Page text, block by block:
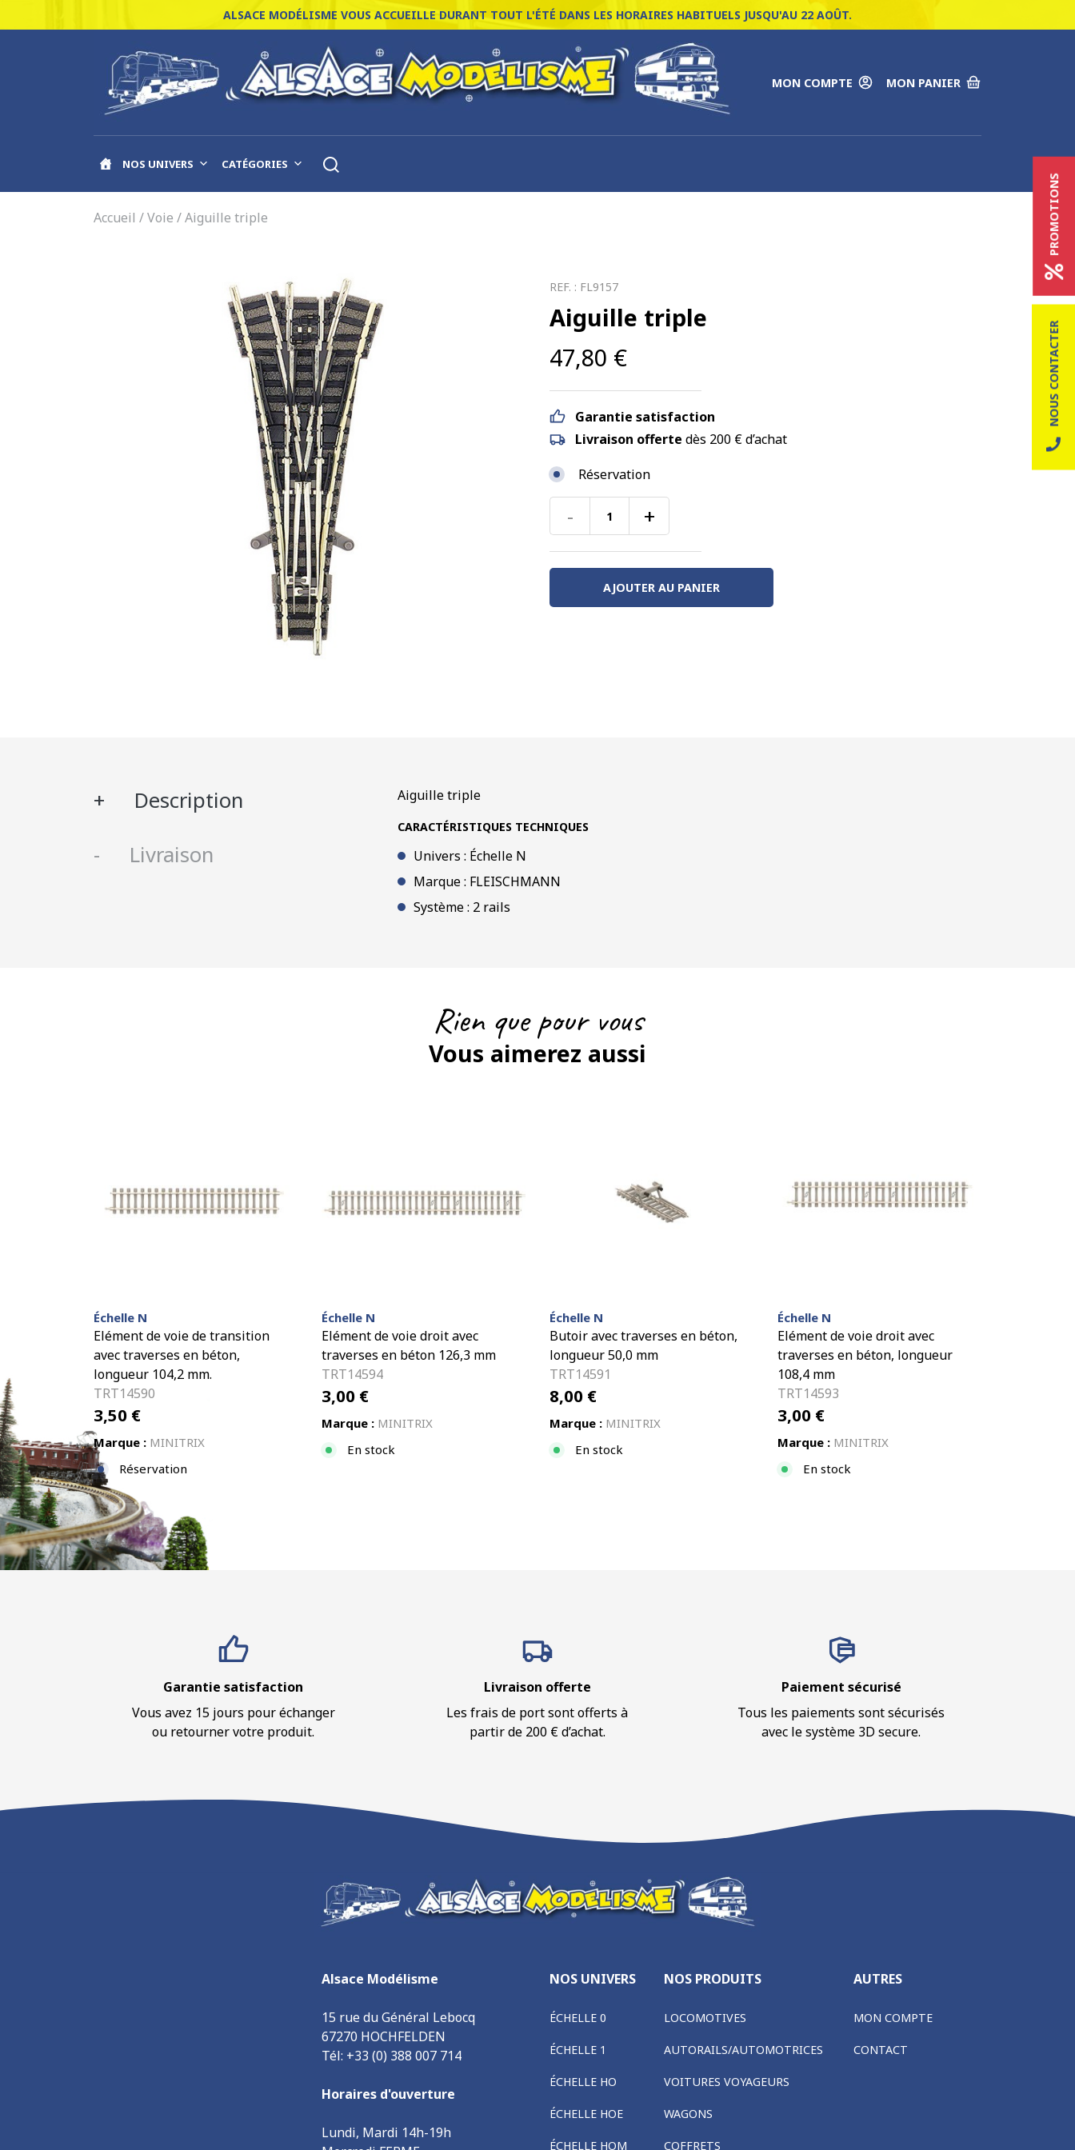
ALSACE MODÉLISME VOUS ACCUEILLE DURANT TOUT L'ÉTÉ DANS LES HORAIRES HABITUELS JUSQU'AU 22 AOÛT.
MON COMPTE MON PANIER
NOS UNIVERS CATÉGORIES
Accueil /Voie / Aiguille triple
REF. : FL9157
Aiguille triple
47,80 €
Garantie satisfaction
Livraison offerte dès 200 € d’achat
Réservation
-
quantité
+
AJOUTER AU PANIER
Description
Livraison
Aiguille triple
CARACTÉRISTIQUES TECHNIQUES
Univers : Échelle N
Marque : FLEISCHMANN
Système : 2 rails
Rien que pour vous
Vous aimerez aussi
Échelle N
Elément de voie de transition
avec traverses en béton,
longueur 104,2 mm.
TRT14590
3,50 €
Marque : MINITRIX
Réservation
Échelle N
Elément de voie droit avec
traverses en béton 126,3 mm
TRT14594
3,00 €
Marque : MINITRIX
En stock
Échelle N
Butoir avec traverses en béton,
longueur 50,0 mm
TRT14591
8,00 €
Marque : MINITRIX
En stock
Échelle N
Elément de voie droit avec
traverses en béton, longueur
108,4 mm
TRT14593
3,00 €
Marque : MINITRIX
En stock
Garantie satisfaction
Vous avez 15 jours pour échanger
ou retourner votre produit.
Livraison offerte
Les frais de port sont offerts à
partir de 200 € d’achat.
Paiement sécurisé
Tous les paiements sont sécurisés
avec le système 3D secure.
Alsace Modélisme
15 rue du Général Lebocq
67270 HOCHFELDEN
Tél: +33 (0) 388 007 714
Horaires d'ouverture
Lundi, Mardi 14h-19h
NOS UNIVERS
ÉCHELLE 0
ÉCHELLE 1
ÉCHELLE HO
ÉCHELLE HOE
ÉCHELLE HOM
NOS PRODUITS
LOCOMOTIVES
AUTORAILS/AUTOMOTRICES
VOITURES VOYAGEURS
WAGONS
COFFRETS
AUTRES
MON COMPTE
CONTACT
NOUS CONTACTER
PROMOTIONS